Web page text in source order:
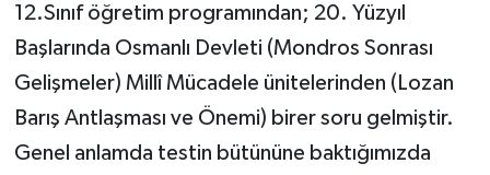
12.Sınıf öğretim programından; 20. Yüzyıl
Başlarında Osmanlı Devleti (Mondros Sonrası
Gelişmeler) Millî Mücadele ünitelerinden (Lozan
Barış Antlaşması ve Önemi) birer soru gelmiştir.
Genel anlamda testin bütününe baktığımızda